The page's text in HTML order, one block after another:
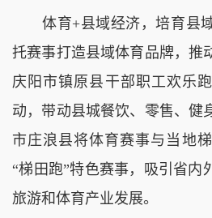
体育+县域经济，培育县域
托赛事打造县域体育品牌，推
庆阳市镇原县干部职工欢乐
动，带动县城餐饮、零售、健
市庄浪县将体育赛事与当地
“梯田跑”特色赛事，吸引省内
旅游和体育产业发展。